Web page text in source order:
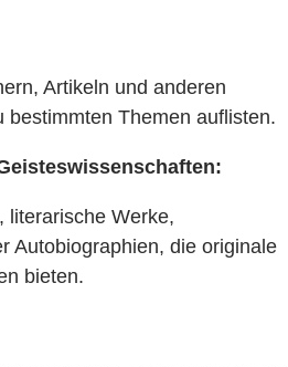
Artikeln und anderen
bestimmten Themen auflisten.
literarische Werke,
Autobiographien, die originale
bieten.